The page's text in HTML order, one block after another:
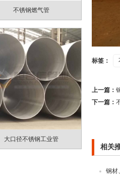
不锈钢燃气管
大口径不锈钢工业管
标签：
上一篇：
下一篇：
相关
钢材